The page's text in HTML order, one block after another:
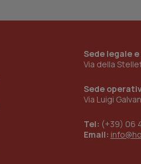
Sede legale
Via della
Sede
Via Luigi
Tel: (+39) 06
Email:
tracking-sites-